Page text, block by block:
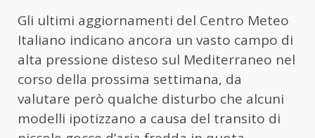
Gli ultimi aggiornamenti del Centro Meteo
Italiano indicano ancora un vasto campo di
alta pressione disteso sul Mediterraneo nel
corso della prossima settimana, da
valutare però qualche disturbo che alcuni
modelli ipotizzano a causa del transito di